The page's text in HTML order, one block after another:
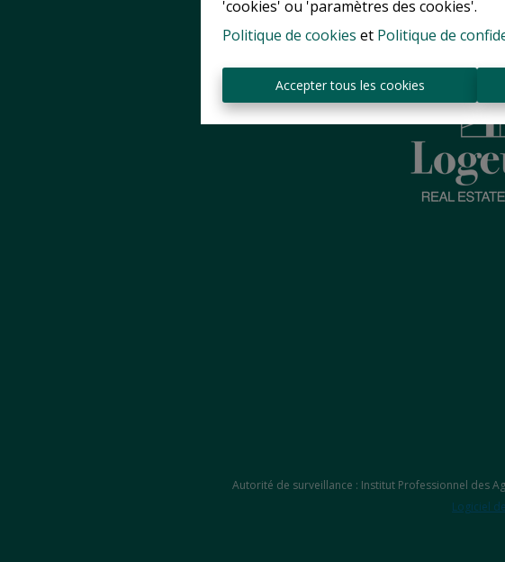
'cookies' ou 'paramètres des cookies'.
Politique de cookies et Politique de
Accepter tous les cookies
Autorité de surveillance : Institut Professionnel des
Logiciel